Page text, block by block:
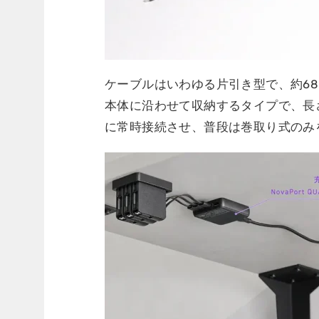
ケーブルはいわゆる片引き型で、約
本体に沿わせて収納するタイプで、
に常時接続させ、普段は巻取り式の